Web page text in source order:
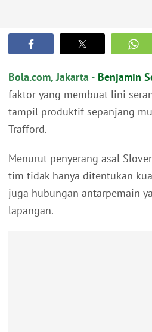
Bola.com, Jakarta - Benjamin
faktor yang membuat lini
tampil produktif sepanjang
Trafford.
Menurut penyerang asal
tim tidak hanya ditentukan
juga hubungan antarpemain
lapangan.